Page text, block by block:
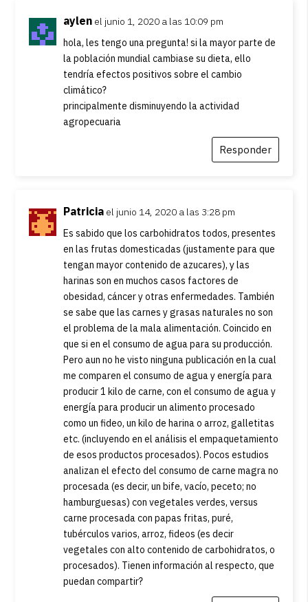
aylen el junio 1, 2020 a las 10:09 pm
hola, les tengo una pregunta! si la mayor parte de
la población mundial cambiase su dieta, ello
tendría efectos positivos sobre el cambio
climático?
principalmente disminuyendo la actividad
agropecuaria
Responder
Patricia el junio 14, 2020 a las 3:28 pm
Es sabido que los carbohidratos todos, presentes
en las frutas domesticadas (justamente para que
tengan mayor contenido de azucares), y las
harinas son en muchos casos factores de
obesidad, cáncer y otras enfermedades. También
se sabe que las carnes y grasas naturales no son
el problema de la mala alimentación. Coincido en
que si en el consumo de agua para su producción.
Pero aun no he visto ninguna publicación en la cual
me comparen el consumo de agua y energía para
producir 1 kilo de carne, con el consumo de agua y
energía para producir un alimento procesado
como un fideo, un kilo de harina o arroz, galletitas
etc. (incluyendo en el análisis el empaquetamiento
de esos productos procesados). Pocos estudios
analizan el efecto del consumo de carne magra no
procesada (es decir, un bife, vacío, peceto; no
hamburguesas) con vegetales verdes, versus
carne procesada con papas fritas, puré,
tubérculos varios, arroz, fideos (es decir
vegetales con alto contenido de carbohidratos, o
procesados). Tienen información al respecto, que
puedan compartir?